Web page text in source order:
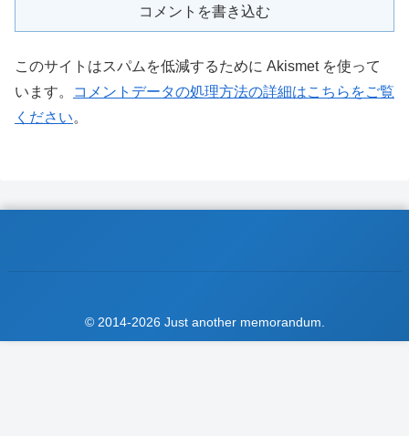
コメントを書き込む
このサイトはスパムを低減するために Akismet を使って
います。
コメントデータの処理方法の詳細はこちらをご覧
ください。
© 2014-2026 Just another memorandum.